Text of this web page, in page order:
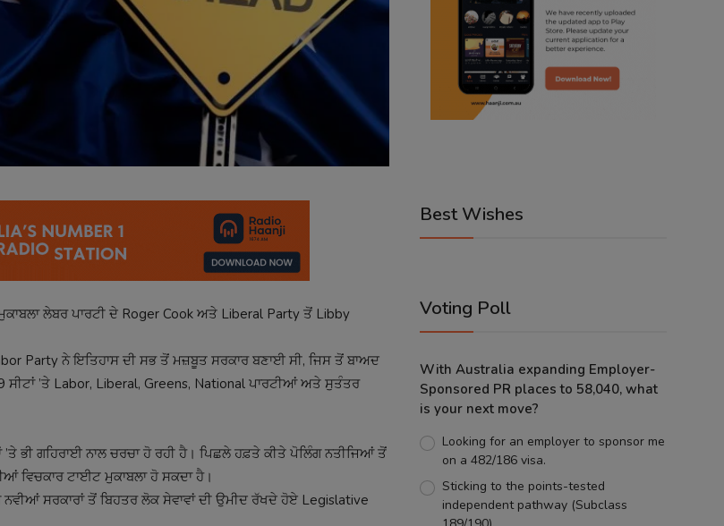
ਲੇਬਰ ਪਾਰਟੀ ਦੇ Roger Cook ਅਤੇ Liberal Party ਤੋਂ Libby
Party ਨੇ ਇਤਿਹਾਸ ਦੀ ਸਭ ਤੋਂ ਮਜ਼ਬੂਤ ਸਰਕਾਰ ਬਣਾਈ ਸੀ, ਜਿਸ ਤੋਂ ਬਾਅਦ
’ਤੇ Labor, Liberal, Greens, National ਪਾਰਟੀਆਂ ਅਤੇ ਸੁਤੰਤਰ
ਗਹਿਰਾਈ ਨਾਲ ਚਰਚਾ ਹੋ ਰਹੀ ਹੈ। ਪਿਛਲੇ ਹਫ਼ਤੇ ਕੀਤੇ ਪੋਲਿੰਗ ਨਤੀਜਿਆਂ ਤੋਂ
ਵਿਚਕਾਰ ਟਾਈਟ ਮੁਕਾਬਲਾ ਹੋ ਸਕਦਾ ਹੈ।
ਸਰਕਾਰਾਂ ਤੋਂ ਬਿਹਤਰ ਲੋਕ ਸੇਵਾਵਾਂ ਦੀ ਉਮੀਦ ਰੱਖਦੇ ਹੋਏ Legislative
Best Wishes
Voting Poll
With Australia expanding Employer-
Sponsored PR places to 58,040, what
is your next move?
Looking for an employer to sponsor me
on a 482/186 visa.
Sticking to the points-tested
independent pathway (Subclass